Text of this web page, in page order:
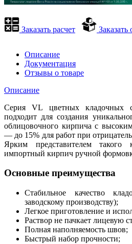
Заказать расчет Заказать
Описание
Документация
Отзывы о товаре
Описание
Серия VL цветных кладочных
подходит для создания
облицовочного кирпича с
— до 15% для работ при
Ярким представителем такого
импортный кирпич ручной
Основные преимущества
Стабильное качество
заводскому производству);
Легкое приготовление и
Раствор не пачкает лицевую
Полная наполняемость швов;
Быстрый набор прочности;